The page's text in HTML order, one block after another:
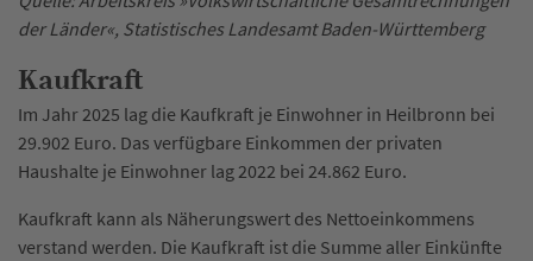
der Länder«, Statistisches Landesamt Baden-Württemberg
Kaufkraft
Im Jahr 2025 lag die Kaufkraft je Einwohner in Heilbronn bei
29.902 Euro. Das verfügbare Einkommen der privaten
Haushalte je Einwohner lag 2022 bei 24.862 Euro.
Kaufkraft kann als Näherungswert des Nettoeinkommens
verstand werden. Die Kaufkraft ist die Summe aller Einkünfte